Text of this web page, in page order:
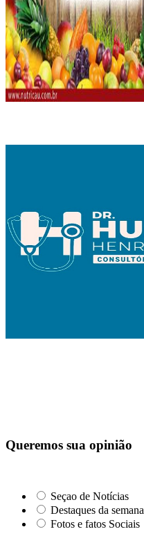
Queremos sua opinião
Seçao de Notícias
Destaques da semana
Fotos e fatos Sociais